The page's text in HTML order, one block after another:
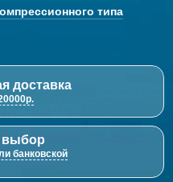
типа
доставка
выбор
банковской